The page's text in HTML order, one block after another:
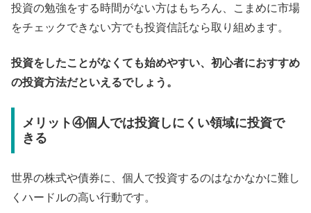
投資の勉強をする時間がない方はもちろん、こまめに市場
をチェックできない方でも投資信託なら取り組めます。
投資をしたことがなくても始めやすい、初心者におすすめ
の投資方法だといえるでしょう。
メリット④個人では投資しにくい領域に投資で
きる
世界の株式や債券に、個人で投資するのはなかなかに難し
くハードルの高い行動です。